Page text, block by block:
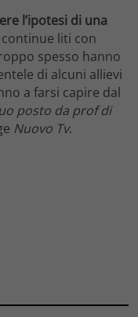
l’ipotesi di una
continue liti con
spesso hanno
di alcuni allievi
a farsi capire dal
posto da prof di
Nuovo Tv.